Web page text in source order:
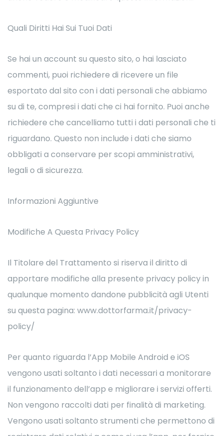
Quali Diritti Hai Sui Tuoi Dati
Se hai un account su questo sito, o hai lasciato
commenti, puoi richiedere di ricevere un file
esportato dal sito con i dati personali che abbiamo
su di te, compresi i dati che ci hai fornito. Puoi anche
richiedere che cancelliamo tutti i dati personali che ti
riguardano. Questo non include i dati che siamo
obbligati a conservare per scopi amministrativi,
legali o di sicurezza.
Informazioni Aggiuntive
Modifiche A Questa Privacy Policy
Il Titolare del Trattamento si riserva il diritto di
apportare modifiche alla presente privacy policy in
qualunque momento dandone pubblicità agli Utenti
su questa pagina: www.dottorfarma.it/privacy-
policy/
Per quanto riguarda l’App Mobile Android e iOS
vengono usati soltanto i dati necessari a monitorare
il funzionamento dell’app e migliorare i servizi offerti.
Non vengono raccolti dati per finalità di marketing.
Vengono usati soltanto strumenti che permettono di